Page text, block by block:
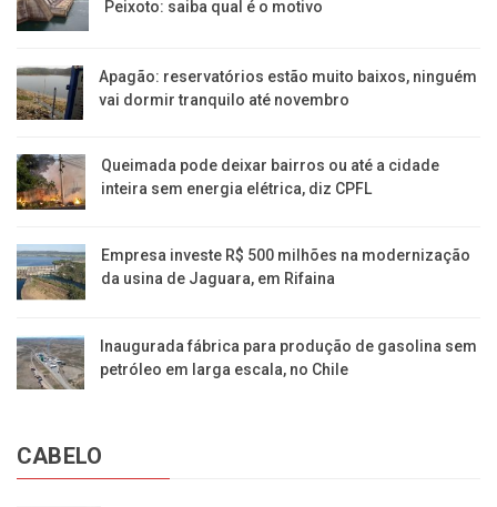
Peixoto: saiba qual é o motivo
Apagão: reservatórios estão muito baixos, ninguém
vai dormir tranquilo até novembro
Queimada pode deixar bairros ou até a cidade
inteira sem energia elétrica, diz CPFL
Empresa investe R$ 500 milhões na modernização
da usina de Jaguara, em Rifaina
Inaugurada fábrica para produção de gasolina sem
petróleo em larga escala, no Chile
CABELO